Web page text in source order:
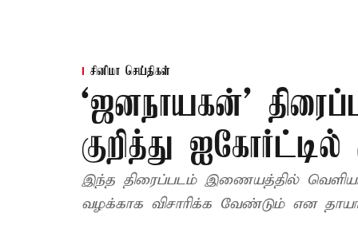
சினிமா செய்திகள்
‘ஜனநாயகன்’
குறித்து ஐகோர்ட்டில்
இந்த திரைப்படம் இணையத்தில்
வழக்காக விசாரிக்க வேண்டும் என